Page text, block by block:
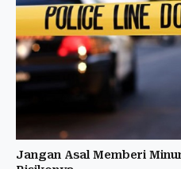
Jangan Asal Memberi